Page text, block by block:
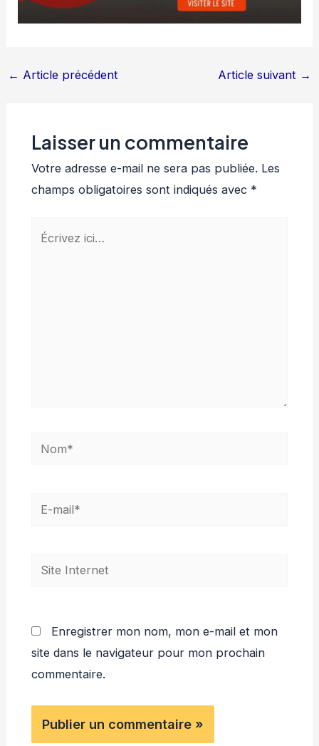
← Article précédent Article suivant →
Laisser un commentaire
Votre adresse e-mail ne sera pas publiée. Les
champs obligatoires sont indiqués avec *
Écrivez
Nom*
E-
Site
Enregistrer mon nom, mon e-mail et mon
site dans le navigateur pour mon prochain
commentaire.